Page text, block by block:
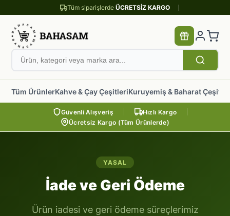
Tüm siparişlerde ÜCRETSİZ KARGO
Tüm ÜrünlerKahve & Çay ÇeşitleriKuruyemiş & Baharat
Güvenli Alışveriş
Hızlı Kargo
Ücretsiz Kargo (Tüm Ürünlerde)
YASAL
İade ve Geri Ödeme
Ürün iadesi ve geri ödeme süreçlerimiz